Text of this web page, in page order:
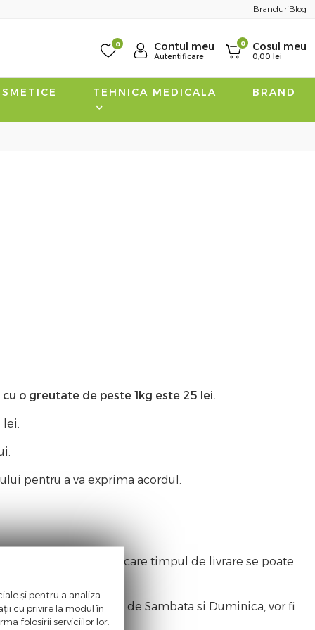
BranduriBlog
0 Contul meu
Autentificare
0 Cosul meu
0,00 lei
TEHNICA MEDICALA BRAND
o greutate de peste 1kg este 25 lei.
lei.
pentru a va exprima acordul.
situatii speciale in care timpul de livrare se poate
ora 15:00 si in zilele de Sambata si Duminica, vor fi
și pentru a analiza
cu privire la modul în
folosirii serviciilor lor.